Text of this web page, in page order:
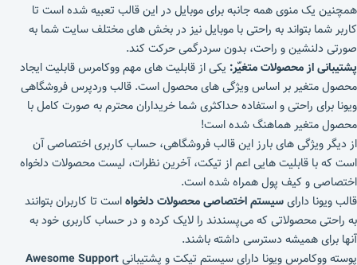
همچنین یک منوی همه جانبه برای موبایل در این قالب تعبیه شده است تا
کاربر شما بتواند به راحتی با موبایل نیز در بخش های مختلف سایت شما به
صورتی دلنشین و راحت، بدون سردرگمی حرکت کند.
پشتیبانی از محصولات متغیّر: یکی از قابلیت های مهم ووکامرس قابلیت ایجاد
محصول متغیر بر اساس ویژگی های محصول است. قالب وردپرس فروشگاهی
ویونا برای راحتی و استفاده حداکثری شما خریداران محترم به صورت کامل با
محصول متغیر هماهنگ شده است!
از دیگر ویژگی های بارز این قالب فروشگاهی، حساب کاربری اختصاصی آن
است که با قابلیت هایی اعم از تیکت، آخرین نظرات، لیست محصولات دلخواه
اختصاصی و کیف پول همراه شده است.
قالب ویونا دارایسیستم اختصاصی محصولات دلخواهاست تا کاربران بتوانند
به راحتی محصولاتی که می‌پسندند را لایک کرده و در حساب کاربری خود به
آنها برای همیشه دسترسی داشته باشند.
پوسته ووکامرس ویونا دارای سیستم تیکت و پشتیبانیAwesome Support